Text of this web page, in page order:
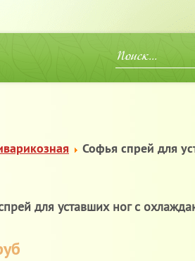
Софья спрей для
для уставших ног с